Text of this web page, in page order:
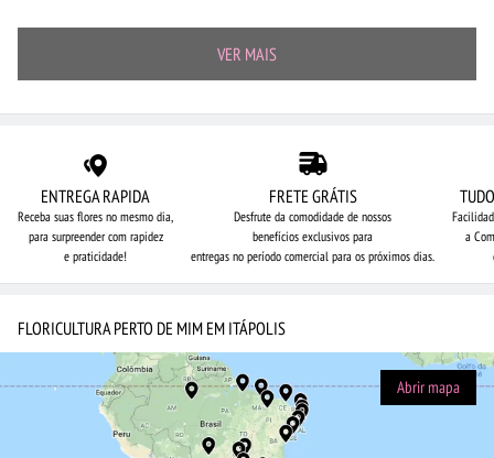
VER MAIS
ENTREGA RAPIDA
Receba suas flores no mesmo dia,
para surpreender com rapidez
e praticidade!
FRETE GRÁTIS
Desfrute da comodidade de nossos
benefícios exclusivos para
entregas no período comercial para os próximos dias.
a
FLORICULTURA PERTO DE MIM EM ITÁPOLIS
Abrir mapa